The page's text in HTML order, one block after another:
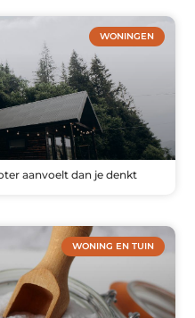
WONINGEN
aanvoelt dan je denkt
WONING EN TUIN